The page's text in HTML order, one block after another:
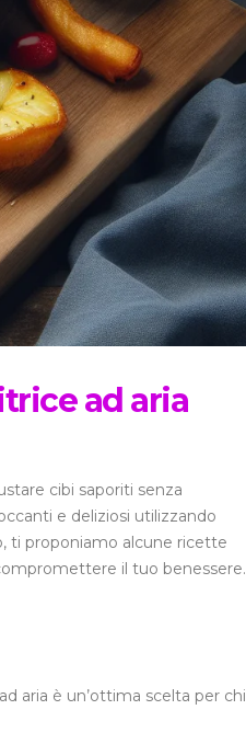
ad aria
cibi saporiti senza
e deliziosi utilizzando
ti proponiamo alcune ricette
il tuo benessere.
aria è un’ottima scelta per chi